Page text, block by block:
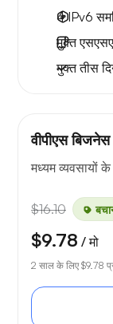
4 IPv6
मुक्त
मुक्ततीस
वीपीएस बिजनेस
मध्यम व्यवसायों के
$16.10
$9.78 / मो
2 साल के लिए $9.78